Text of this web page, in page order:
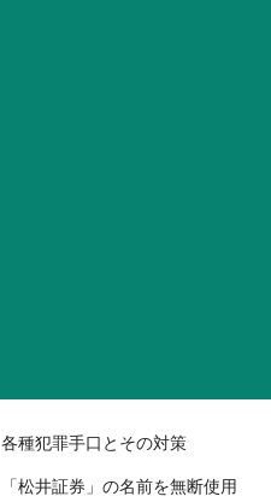
各種犯罪手口とその対策
「松井証券」の名前を無断使用